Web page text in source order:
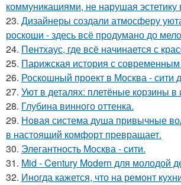
коммуникациями, не нарушая эстетику
23. Дизайнеры создали атмосферу
роскоши - здесь всё продумано до
24. Пентхаус, где всё начинается с
25. Парижская история с
26. Роскошный проект в Москва - сити
27. Уют в деталях: плетёные корзины в
28. Глубина винного оттенка.
29. Новая система душа привычные
в настоящий комфорт превращает.
30. Элегантность Москва - сити.
31. Mid - Century Modern для молодой
32. Иногда кажется, что на ремонт